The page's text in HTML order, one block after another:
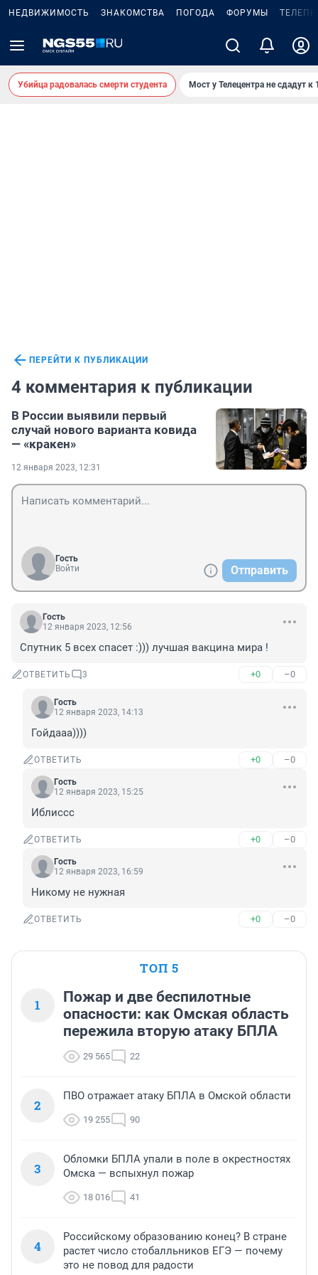
НЕДВИЖИМОСТЬ ЗНАКОМСТВА ПОГОДА ФОРУМЫ
Убийца радовалась смерти студента Мост у Телецентра не сдадут к
ПЕРЕЙТИ К ПУБЛИКАЦИИ
4 комментария к публикации
В России выявили первый
случай нового варианта ковида
— «кракен»
12 января 2023, 12:31
Гость
Войти
Отправить
Гость
12 января 2023, 12:56
Спутник 5 всех спасет :))) лучшая вакцина мира !
ОТВЕТИТЬ 3 +0 –0
Гость
12 января 2023, 14:13
Гойдааа))))
ОТВЕТИТЬ +0 –0
Гость
12 января 2023, 15:25
Иблиссс
ОТВЕТИТЬ +0 –0
Гость
12 января 2023, 16:59
Никому не нужная
ОТВЕТИТЬ +0 –0
ТОП 5
1
Пожар и две беспилотные
опасности: как Омская область
пережила вторую атаку БПЛА
29 565 22
2
ПВО отражает атаку БПЛА в Омской области
19 255 90
3
Обломки БПЛА упали в поле в окрестностях
Омска — вспыхнул пожар
18 016 41
4
Российскому образованию конец? В стране
растет число стобалльников ЕГЭ — почему
это не повод для радости